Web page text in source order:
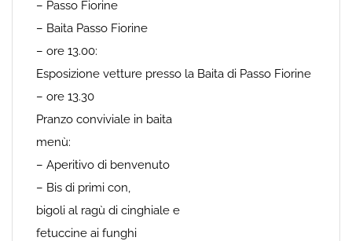
– Passo Fiorine
– Baita Passo Fiorine
– ore 13.00:
Esposizione vetture presso la Baita di Passo Fiorine
– ore 13.30
Pranzo conviviale in baita
menù:
– Aperitivo di benvenuto
– Bis di primi con,
bigoli al ragù di cinghiale e
fetuccine ai funghi